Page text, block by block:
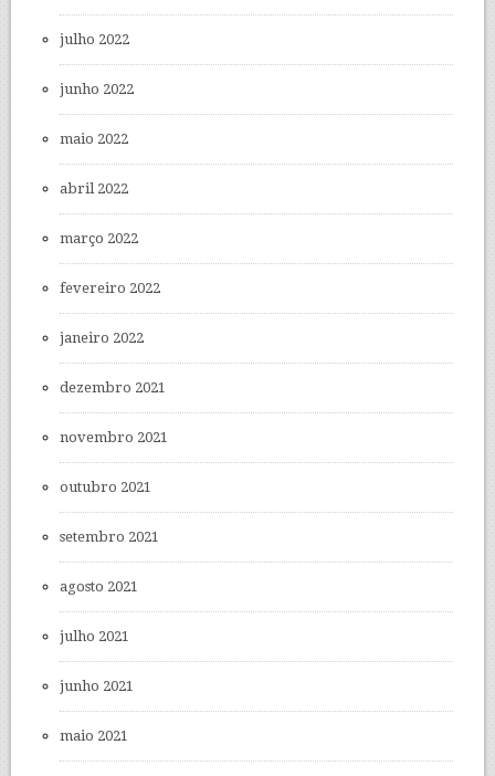
julho 2022
junho 2022
maio 2022
abril 2022
março 2022
fevereiro 2022
janeiro 2022
dezembro 2021
novembro 2021
outubro 2021
setembro 2021
agosto 2021
julho 2021
junho 2021
maio 2021